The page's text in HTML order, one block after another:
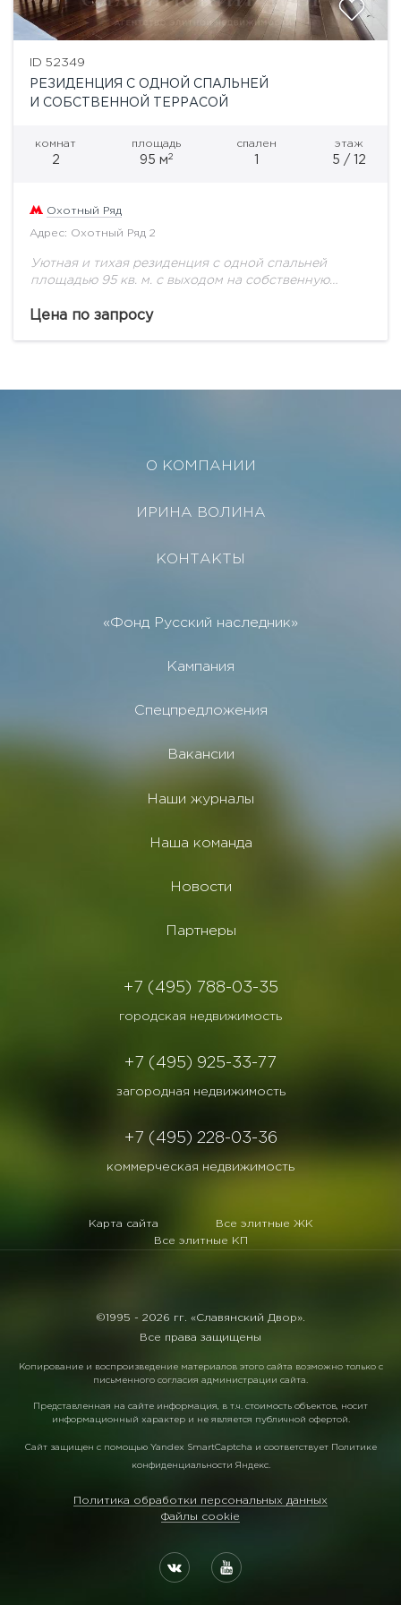
ID 52349
РЕЗИДЕНЦИЯ С ОДНОЙ СПАЛЬНЕЙ
И СОБСТВЕННОЙ ТЕРРАСОЙ
комнат
2
площадь
95 м2
спален
1
этаж
5 / 12
Охотный Ряд
Адрес: Охотный Ряд 2
Уютная и тихая резиденция с одной спальней
площадью 95 кв. м. с выходом на собственную
для ценителей спокойной обстановки и...
Цена по запросу
О КОМПАНИИ
ИРИНА ВОЛИНА
КОНТАКТЫ
«Фонд Русский наследник»
Кампания
Спецпредложения
Вакансии
Наши журналы
Наша команда
Новости
Партнеры
+7 (495) 788-03-35
городская недвижимость
+7 (495) 925-33-77
загородная недвижимость
+7 (495) 228-03-36
коммерческая недвижимость
Карта сайта
Все элитные ЖК
Все элитные КП
©1995 - 2026 гг. «Славянский Двор».
Все права защищены
Копирование и воспроизведение материалов этого сайта возможно только с
письменного согласия администрации сайта.
Представленная на сайте информация, в т.ч. стоимость объектов, носит
информационный характер и не является публичной офертой.
Сайт защищен с помощью Yandex SmartCaptcha и соответствует Политике
конфиденциальности Яндекс.
Политика обработки персональных данных
Файлы cookie